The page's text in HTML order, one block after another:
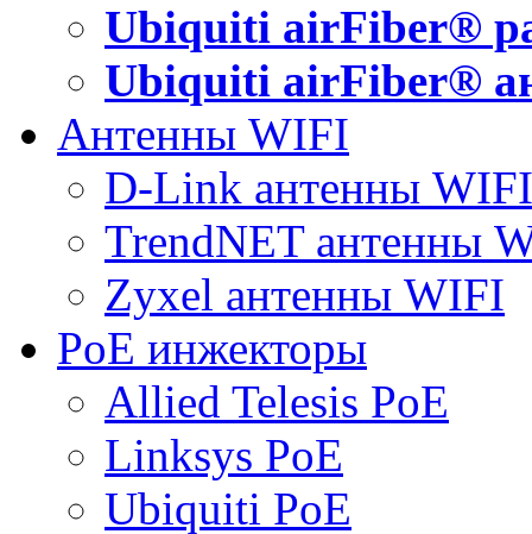
Ubiquiti airFiber®
Ubiquiti airFiber®
Антенны WIFI
D-Link антенны WIFI
TrendNET антенны
Zyxel антенны WIFI
PoE инжекторы
Allied Telesis PoE
Linksys PoE
Ubiquiti PoE